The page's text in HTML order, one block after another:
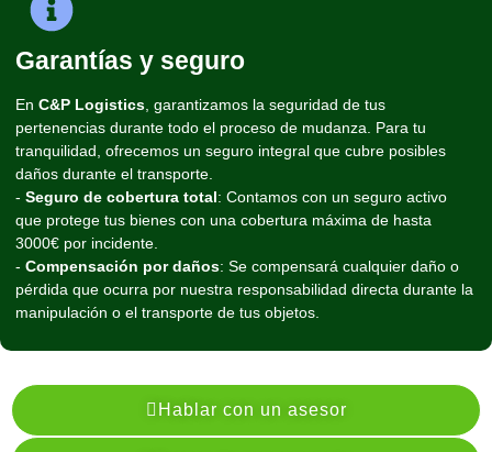
Garantías y seguro
En C&P Logistics , garantizamos la seguridad de tus
pertenencias durante todo el proceso de mudanza. Para tu
tranquilidad, ofrecemos un seguro integral que cubre posibles
daños durante el transporte.
- Seguro de cobertura total: Contamos con un seguro activo
que protege tus bienes con una cobertura máxima de hasta
3000€ por incidente.
- Compensación por daños: Se compensará cualquier daño o
pérdida que ocurra por nuestra responsabilidad directa durante la
manipulación o el transporte de tus objetos.
Hablar con un asesor